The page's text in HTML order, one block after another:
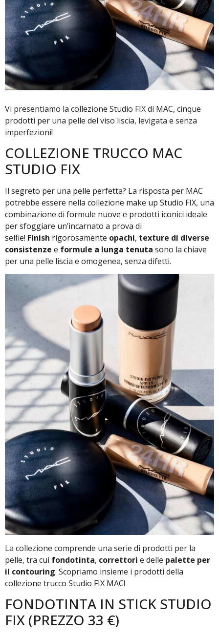
Vi presentiamo la collezione Studio FIX di MAC, cinque
prodotti per una pelle del viso liscia, levigata e senza
imperfezioni!
COLLEZIONE TRUCCO MAC
STUDIO FIX
Il segreto per una pelle perfetta? La risposta per MAC
potrebbe essere nella collezione make up Studio FIX, una
combinazione di formule nuove e prodotti iconici ideale
per sfoggiare un’incarnato a prova di
selfie! Finish rigorosamente opachi, texture di diverse
consistenze e formule a lunga tenuta sono la chiave
per una pelle liscia e omogenea, senza difetti.
La collezione comprende una serie di prodotti per la
pelle, tra cui fondotinta, correttori e delle palette per
il contouring. Scopriamo insieme i prodotti della
collezione trucco Studio FIX MAC!
FONDOTINTA IN STICK STUDIO
FIX (PREZZO 33 €)